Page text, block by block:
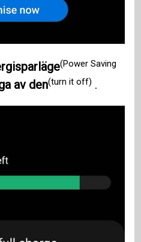
(Power Saving
av den(turn it off) .